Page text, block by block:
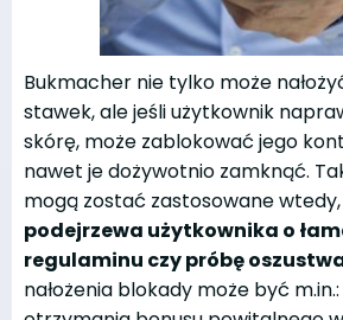
Bukmacher nie tylko może
stawek, ale jeśli użytkownik
skórę, może zablokować jego
nawet je dożywotnio zamknąć.
mogą zostać zastosowane
podejrzewa użytkownika o
regulaminu czy próbę
nałożenia blokady może być